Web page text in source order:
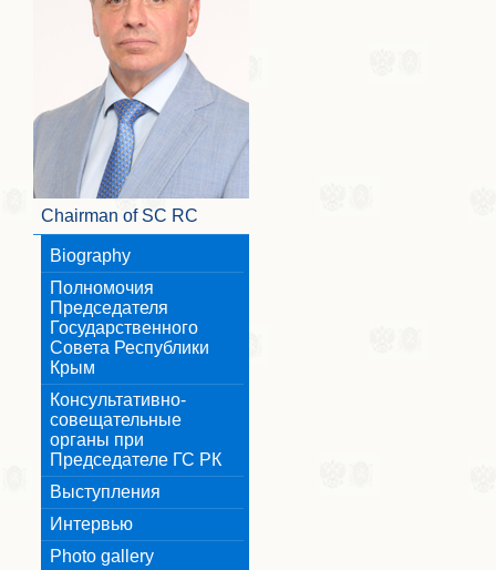
Chairman of SC RC
Biography
Полномочия
Председателя
Государственного
Совета Республики
Крым
Консультативно-
совещательные
органы при
Председателе ГС РК
Выступления
Интервью
Photo gallery